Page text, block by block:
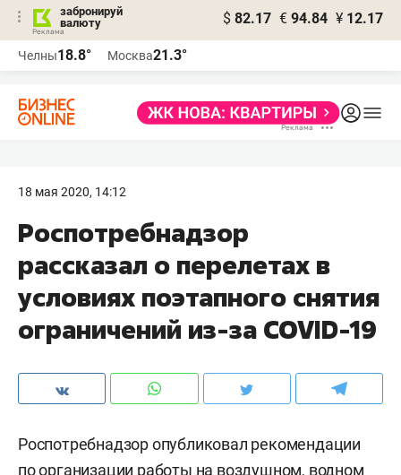
забронируй
валюту
$ 82.17 € 94.84 ¥ 12.17
Челны18.8° Москва21.3°
18 мая 2020, 14:12
Роспотребнадзор
рассказал о перелетах в
условиях поэтапного снятия
ограничений из-за COVID-19
Роспотребнадзор опубликовал рекомендации
по организации работы на воздушном, водном